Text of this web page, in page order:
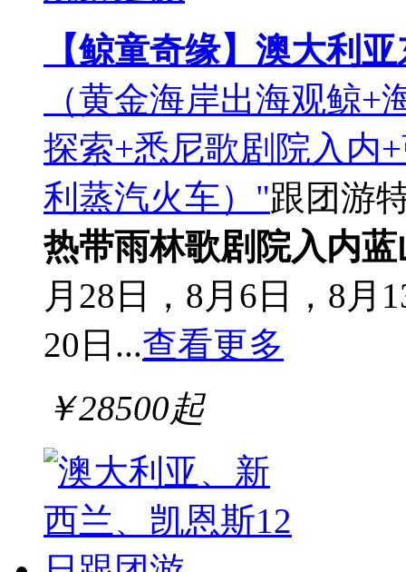
【鲸童奇缘】澳大利
（黄金海岸出海观鲸
探索+悉尼歌剧院入内
利蒸汽火车）"跟团游
热带雨林歌剧院入内蓝
月28日，8月6日，8月
20日...查看更多
￥28500起